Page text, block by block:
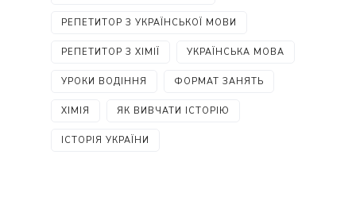
РЕПЕТИТОР З УКРАЇНСЬКОЇ МОВИ
РЕПЕТИТОР З ХІМІЇ УКРАЇНСЬКА МОВА
УРОКИ ВОДІННЯ ФОРМАТ ЗАНЯТЬ
ХІМІЯ ЯК ВИВЧАТИ ІСТОРІЮ
ІСТОРІЯ УКРАЇНИ